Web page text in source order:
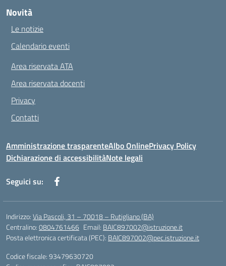
Novità
Le notizie
Calendario eventi
Area riservata ATA
Area riservata docenti
Privacy
Contatti
Amministrazione trasparenteAlbo OnlinePrivacy Policy
Dichiarazione di accessibilitàNote legali
Seguici su:
Indirizzo:Via Pascoli, 31 – 70018 – Rutigliano (BA)
Centralino:0804761466 Email: BAIC897002@istruzione.it
Posta elettronica certificata (PEC): BAIC897002@pec.istruzione.it
Codice fiscale: 93479630720